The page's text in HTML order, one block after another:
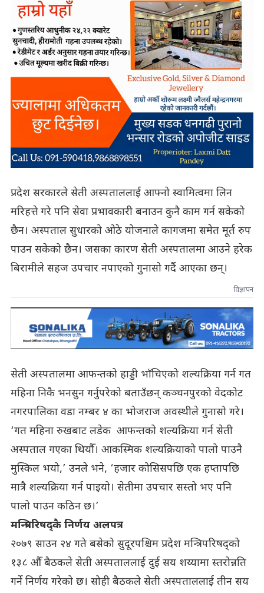
प्रदेश सरकारले सेती अस्पताललाई आफ्नो स्वामित्वमा लिन
मरिहत्ते गरे पनि सेवा प्रभावकारी बनाउन कुनै काम गर्न सकेको
छैन। अस्पताल सुधारको ओठे योजनाले कागजमा समेत मूर्त रुप
पाउन सकेको छैन। जसका कारण सेती अस्पतालमा आउने हरेक
बिरामीले सहज उपचार नपाएको गुनासो गर्दै आएका छन्।
विज्ञापन
सेती अस्पतालमा आफन्तको हाड्डी भाँचिएको शल्यक्रिया गर्न गत
महिना निकै भनसुन गर्नुपरेको बताउँछन् कञ्चनपुरको वेदकोट
नगरपालिका वडा नम्बर ४ का भोजराज अवस्थीले गुनासो गरे।
‘गत महिना रुखबाट लडेक आफन्तको शल्यक्रिया गर्न सेती
अस्पताल गएका थियौँ। आकस्मिक शल्यक्रियाको पालो पाउनै
मुस्किल भयो,’ उनले भने, ‘हजार कोसिसपछि एक हप्तापछि
मात्रै शल्यक्रिया गर्न पाइयो। सेतीमा उपचार सस्तो भए पनि
पालो पाउन कठिन छ।’
मन्त्रिपरिषद्कै निर्णय अलपत्र
२०७९ साउन २४ गते बसेको सुदूरपश्चिम प्रदेश मन्त्रिपरिषद्को
१३८ औँ बैठकले सेती अस्पताललाई दुई सय शय्यामा स्तरोन्नति
गर्ने निर्णय गरेको छ। सोही बैठकले सेती अस्पताललाई तीन सय